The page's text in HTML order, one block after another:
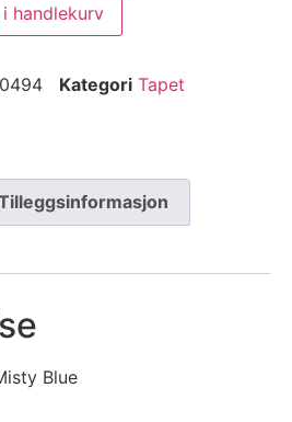
handlekurv
Kategori Tapet
Blue